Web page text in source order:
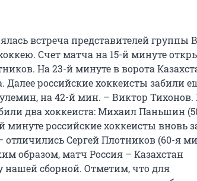
встреча представителей группы
Счет матча на 15-й минуте
На 23-й минуте в ворота
Далее российские хоккеисты забили
на 42-й мин. – Виктор Тихонов.
два хоккеиста: Михаил Паньшин
минуте российские хоккеисты вновь
Сергей Плотников (60-я
образом, матч Россия – Казахстан
нашей сборной. Отметим, что для